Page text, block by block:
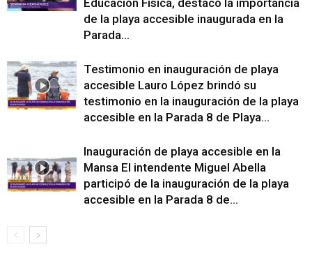
Educación Física, destacó la importancia
de la playa accesible inaugurada en la
Parada...
Testimonio en inauguración de playa
accesible Lauro López brindó su
testimonio en la inauguración de la playa
accesible en la Parada 8 de Playa...
Inauguración de playa accesible en la
Mansa El intendente Miguel Abella
participó de la inauguración de la playa
accesible en la Parada 8 de...